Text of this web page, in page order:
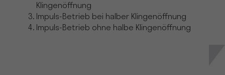
Klingenöffnung
Impuls-Betrieb bei halber Klingenöffnung
Impuls-Betrieb ohne halbe Klingenöffnung